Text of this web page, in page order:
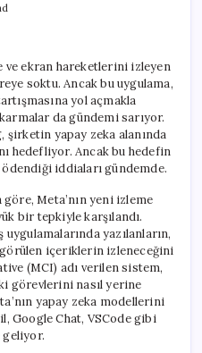
Gelecekteki
Rekabetçi
İstihdamı
mı
Eğitiyor?
için
ve ekran hareketlerini izleyen
soktu. Ancak bu uygulama,
yol açmakla
da gündemi sarıyor.
şirketin yapay zeka alanında
hedefliyor. Ancak bu hedefin
iddiaları gündemde.
göre, Meta’nın yeni izleme
bir tepkiyle karşılandı.
yazılanların,
içeriklerin izleneceğini
(MCI) adı verilen sistem,
görevlerini nasıl yerine
yapay zeka modellerini
Google Chat, VSCode gibi
geliyor.